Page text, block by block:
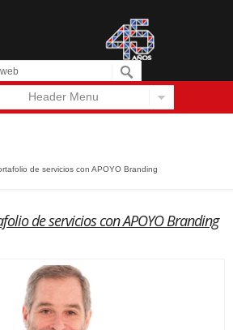
Header Menu
de servicios con APOYO Branding
de servicios con APOYO Branding